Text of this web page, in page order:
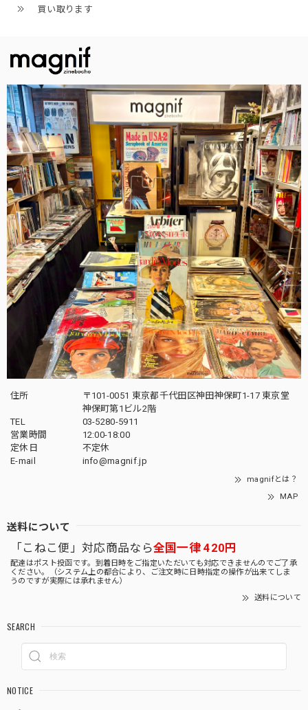
買い取ります
住所
〒101-0051 東京都千代田区神田神保町1-17 東京堂
神保町第1ビル2階
TEL
03-5280-5911
営業時間
12:00-18:00
定休日
不定休
E-mail
info@magnif.jp
magnifとは？
MAP
送料について
「こねこ便」対応商品なら全国一律 420円
配達はポスト投函です。到着日時をご指定いただいても対応できませんのでご了承
ください。（システム上の都合により、ご注文時に日時指定の操作が出来てしま
うのですが実際には承れません）
送料について
SEARCH
NOTICE